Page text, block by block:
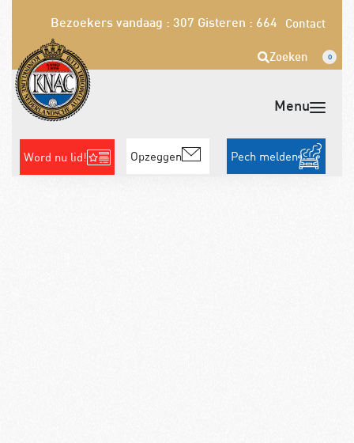
Bezoekers vandaag : 307 Gisteren : 664 Contact
Zoeken 0
Word nu lid! Opzeggen Pech melden